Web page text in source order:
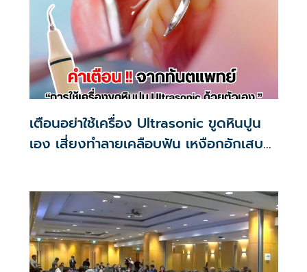
เตือนอย่าใช้เครื่อง Ultrasonic ขูดหินปูน
เอง เสี่ยงทำลายเคลือบฟัน เหงือกอักเสบ